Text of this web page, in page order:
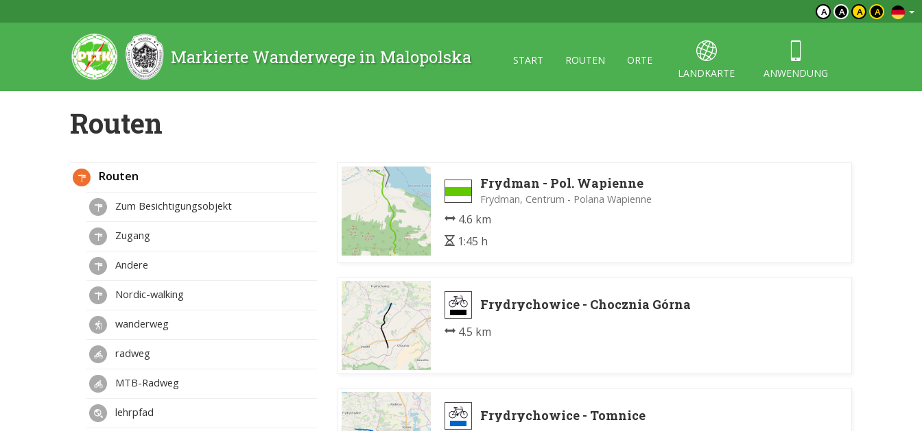
A A A A
Markierte Wanderwege in Malopolska START ROUTEN
ORTE
LANDKARTE
ANWENDUNG
Routen
Frydman - Pol. Wapienne
Frydman, Centrum - Polana Wapienne
4.6 km
1:45 h
Frydrychowice - Chocznia Górna
4.5 km
Frydrychowice - Tomnice
Routen
Zum Besichtigungsobjekt
Zugang
Andere
Nordic-walking
wanderweg
radweg
MTB-Radweg
lehrpfad